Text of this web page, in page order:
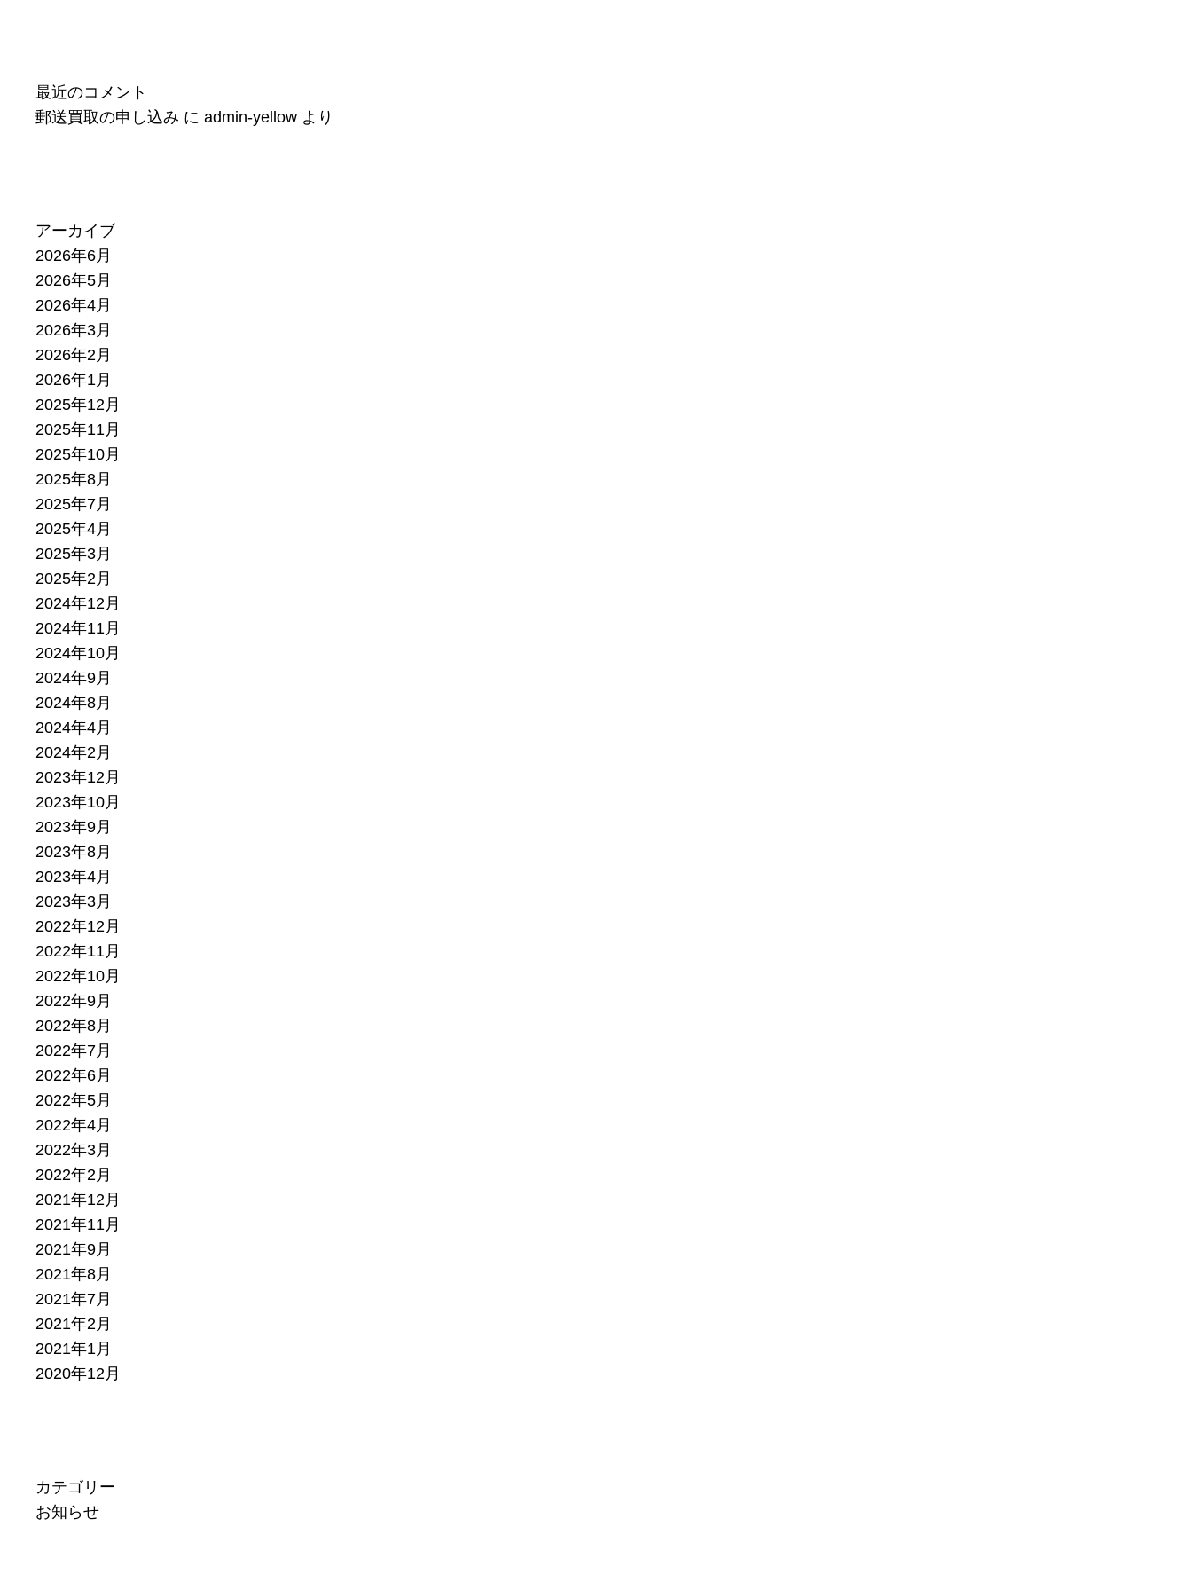
最近のコメント
郵送買取の申し込み にadmin-yellow より
アーカイブ
2026年6月
2026年5月
2026年4月
2026年3月
2026年2月
2026年1月
2025年12月
2025年11月
2025年10月
2025年8月
2025年7月
2025年4月
2025年3月
2025年2月
2024年12月
2024年11月
2024年10月
2024年9月
2024年8月
2024年4月
2024年2月
2023年12月
2023年10月
2023年9月
2023年8月
2023年4月
2023年3月
2022年12月
2022年11月
2022年10月
2022年9月
2022年8月
2022年7月
2022年6月
2022年5月
2022年4月
2022年3月
2022年2月
2021年12月
2021年11月
2021年9月
2021年8月
2021年7月
2021年2月
2021年1月
2020年12月
カテゴリー
お知らせ